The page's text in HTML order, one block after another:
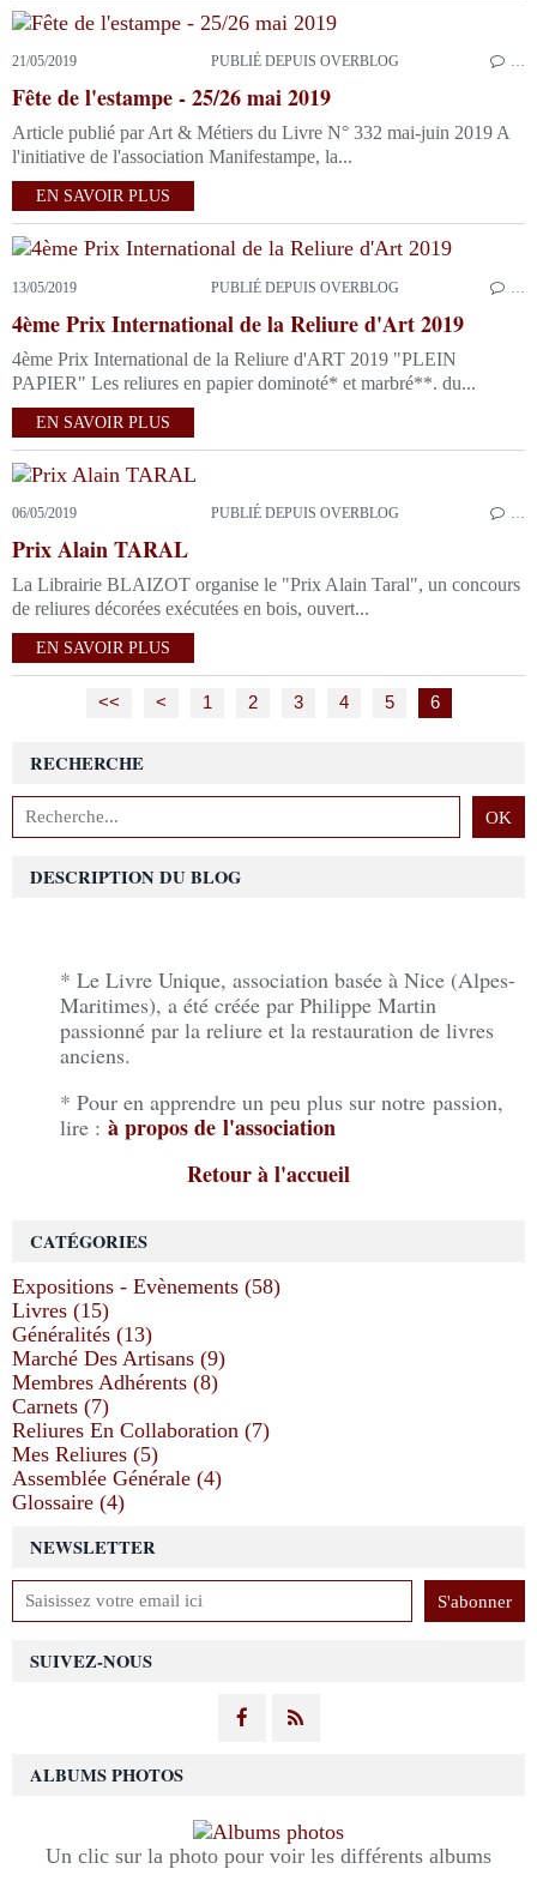
21/05/2019 PUBLIÉ DEPUIS OVERBLOG …
Fête de l'estampe - 25/26 mai 2019
Article publié par Art & Métiers du Livre N° 332 mai-juin 2019 A
l'initiative de l'association Manifestampe, la...
EN SAVOIR PLUS
13/05/2019 PUBLIÉ DEPUIS OVERBLOG
4ème Prix International de la Reliure d'Art 2019
4ème Prix International de la Reliure d'ART 2019 "PLEIN
PAPIER" Les reliures en papier dominoté* et marbré**. du...
EN SAVOIR PLUS
06/05/2019 PUBLIÉ DEPUIS OVERBLOG …
Prix Alain TARAL
La Librairie BLAIZOT organise le "Prix Alain Taral", un concours
de reliures décorées exécutées en bois, ouvert...
EN SAVOIR PLUS
<< < 1 2 3 4 5 6
NEWSLETTER
SUIVEZ-NOUS
RECHERCHE
CATÉGORIES
Expositions - Evènements (58)
Livres (15)
Généralités (13)
Marché Des Artisans (9)
Membres Adhérents (8)
Carnets (7)
Reliures En Collaboration (7)
Mes Reliures (5)
Assemblée Générale (4)
Glossaire (4)
DESCRIPTION DU BLOG
* Le Livre Unique, association basée à Nice (Alpes-
Maritimes), a été créée par Philippe Martin
passionné par la reliure et la restauration de livres
anciens.
* Pour en apprendre un peu plus sur notre passion,
lire : à propos de l'association
Retour à l'accueil
ALBUMS PHOTOS
Un clic sur la photo pour voir les différents albums